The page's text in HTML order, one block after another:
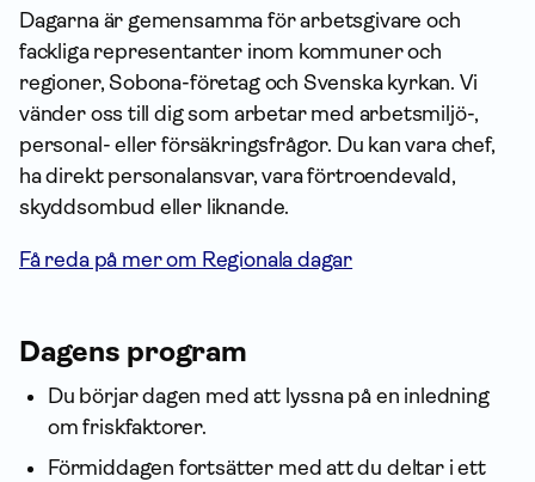
Dagarna är gemensamma för arbetsgivare och
fackliga representanter inom kommuner och
regioner, Sobona-företag och Svenska kyrkan. Vi
vänder oss till dig som arbetar med arbetsmiljö-,
personal- eller försäkringsfrågor. Du kan vara chef,
ha direkt personalansvar, vara förtroendevald,
skydds­ombud eller liknande.
Få reda på mer om Regionala dagar
Dagens program
Du börjar dagen med att lyssna på en inledning
om friskfaktorer.
Förmiddagen fortsätter med att du deltar i ett